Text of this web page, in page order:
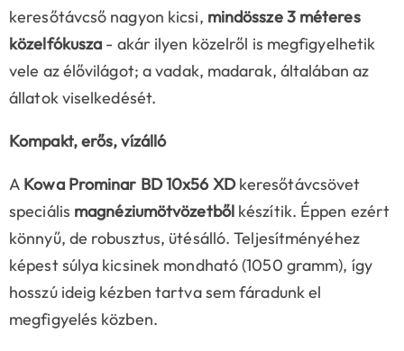
keresőtávcső nagyon kicsi, mindössze 3 méteres
közelfókusza - akár ilyen közelről is megfigyelhetik
vele az élővilágot; a vadak, madarak, általában az
állatok viselkedését.
Kompakt, erős, vízálló
A Kowa Prominar BD 10x56 XDkeresőtávcsövet
speciális magnéziumötvözetbőlkészítik. Éppen ezért
könnyű, de robusztus, ütésálló. Teljesítményéhez
képest súlya kicsinek mondható (1050 gramm), így
hosszú ideig kézben tartva sem fáradunk el
megfigyelés közben.